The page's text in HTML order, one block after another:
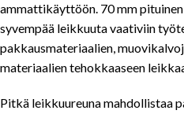
ammattikäyttöön. 70 mm
syvempää leikkuuta vaativiin
pakkausmateriaalien,
materiaalien tehokkaaseen
Pitkä leikkuureuna mahdollistaa